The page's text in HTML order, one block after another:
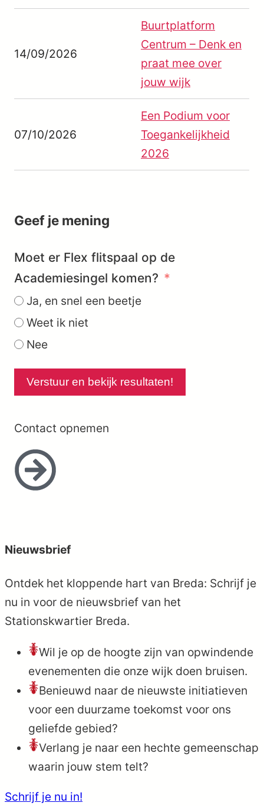
14/09/2026
Buurtplatform
Centrum – Denk en
praat mee over
jouw wijk
07/10/2026
Een Podium voor
Toegankelijkheid
2026
Geef je mening
Moet er Flex flitspaal op de
Academiesingel komen?
Ja, en snel een beetje
Weet ik niet
Nee
Verstuur en bekijk resultaten!
Contact opnemen
Nieuwsbrief
Ontdek het kloppende hart van Breda: Schrijf je
nu in voor de nieuwsbrief van het
Stationskwartier Breda.
Wil je op de hoogte zijn van opwindende
evenementen die onze wijk doen bruisen.
Benieuwd naar de nieuwste initiatieven
voor een duurzame toekomst voor ons
geliefde gebied?
Verlang je naar een hechte gemeenschap
waarin jouw stem telt?
Schrijf je nu in!